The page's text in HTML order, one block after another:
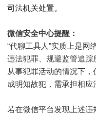
司法机关处置。
微信安全中心提醒：
“代聊工具人”实质上是网
违法犯罪、规避监管追
从事犯罪活动的情况下，
成明知故犯，需承担相应
若在微信平台发现上述